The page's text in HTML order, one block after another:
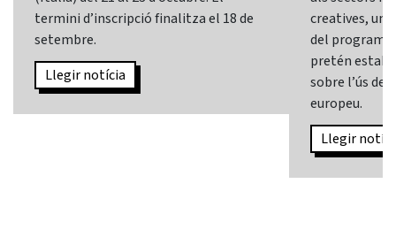
termini d’inscripció finalitza el 18 de
setembre.
Llegir notícia
creatives,
del programa
pretén
sobre l’ús de
europeu.
Llegir